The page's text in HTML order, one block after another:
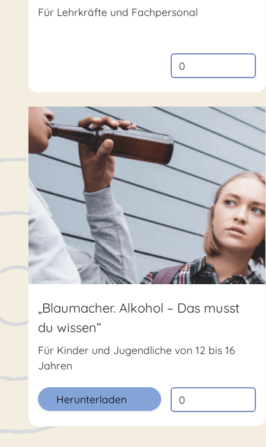
Für Lehrkräfte und Fachpersonal
„Blaumacher. Alkohol – Das musst
du wissen“
Für Kinder und Jugendliche von 12 bis 16
Jahren
Herunterladen